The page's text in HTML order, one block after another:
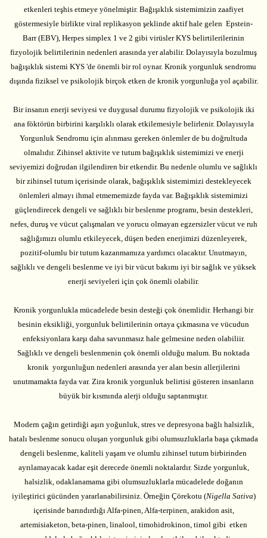
etkenleri teşhis etmeye yönelmiştir. Bağışıklık sistemimizin zaafiyet
göstermesiyle birlikte viral replikasyon şeklinde aktif hale gelen Epstein-
Barr (EBV), Herpes simplex 1 ve 2 gibi virüsler KYS belirtilerilerinin
fizyolojik belirtilerinin nedenleri arasında yer alabilir. Dolayısıyla bozulmuş
bağışıklık sistemi KYS 'de önemli bir rol oynar. Kronik yorgunluk sendromu
dışında fiziksel ve psikolojik birçok etken de kronik yorgunluğa yol açabilir.
Bir insanın enerji seviyesi ve duygusal durumu fizyolojik ve psikolojik iki
ana föktörün birbirini karşılıklı olarak etkilemesiyle belirlenir. Dolayısıyla
Yorgunluk Sendromu için alınması gereken önlemler de bu doğrultuda
olmalıdır. Zihinsel aktivite ve tutum bağışıklık sistemimizi ve enerji
seviyemizi doğrudan ilgilendiren bir etkendir. Bu nedenle olumlu ve sağlıklı
bir zihinsel tutum içerisinde olarak, bağışıklık sistemimizi destekleyecek
önlemleri almayı ihmal etmememizde fayda var. Bağışıklık sistemimizi
güçlendirecek dengeli ve sağlıklı bir beslenme programı, besin destekleri,
nefes, duruş ve vücut çalışmaları ve yorucu olmayan egzersizler vücut ve ruh
sağlığımızı olumlu etkileyecek, düşen beden enerjimizi düzenleyerek,
pozitif-olumlu bir tutum kazanmamıza yardımcı olacaktır. Unutmayın,
sağlıklı ve dengeli beslenme ve iyi bir vücut bakımı iyi bir sağlık ve yüksek
enerji seviyeleri için çok önemli olabilir.
Kronik yorgunlukla mücadelede besin desteği çok önemlidir. Herhangi bir
besinin eksikliği, yorgunluk belirtilerinin ortaya çıkmasına ve vücudun
enfeksiyonlara karşı daha savunmasız hale gelmesine neden olabiliir.
Sağlıklı ve dengeli beslenmenin çok önemli olduğu malum. Bu noktada
kronik yorgunluğun nedenleri arasında yer alan besin allerjilerini
unutmamakta fayda var. Zira kronik yorgunluk belirtisi gösteren insanların
büyük bir kısmında alerji olduğu saptanmıştır.
Modern çağın getirdiği aşırı yoğunluk, stres ve depresyona bağlı halsizlik,
hatalı beslenme sonucu oluşan yorgunluk gibi olumsuzluklarla başa çıkmada
dengeli beslenme, kaliteli yaşam ve olumlu zihinsel tutum birbirinden
ayrılamayacak kadar eşit derecede önemli noktalardır. Sizde yorgunluk,
halsizlik, odaklanamama gibi olumsuzluklarla mücadelede doğanın
iyileştirici gücünden yararlanabilirsiniz. Örneğin Çörekotu (Nigella Sativa)
içerisinde barındırdığı Alfa-pinen, Alfa-terpinen, arakidon asit,
artemisiaketon, beta-pinen, linalool, timohidrokinon, timol gibi etken